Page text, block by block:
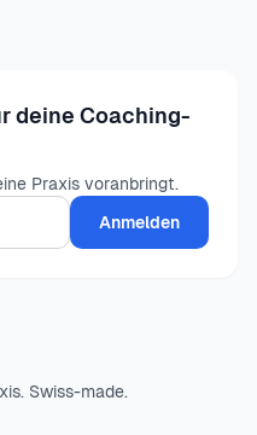
deine Coaching-
Praxis voranbringt.
Anmelden
Swiss-made.